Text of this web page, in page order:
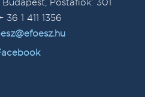
36 1 411 1356